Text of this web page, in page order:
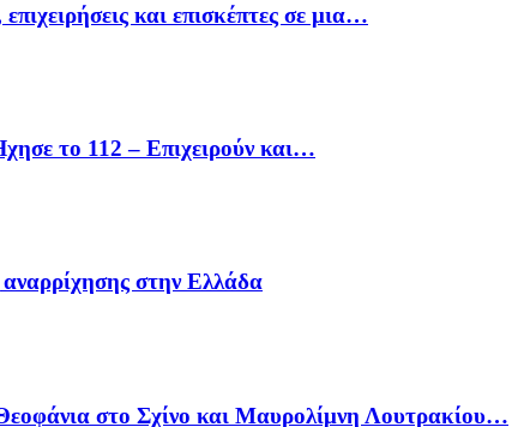
και επισκέπτες σε μια…
το 112 – Επιχειρούν και…
στην Ελλάδα
στο Σχίνο και Μαυρολίμνη Λουτρακίου…